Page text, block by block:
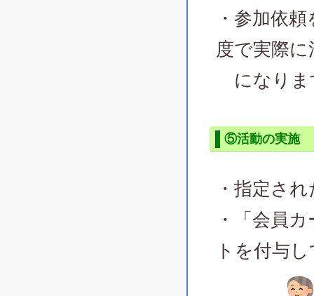
・参加依
度で実際
になりま
⑤活動の実施
・指定さ
・「会員
トを付与